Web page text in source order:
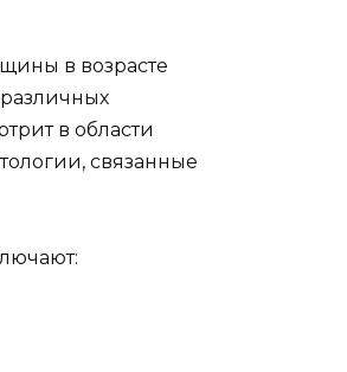
в возрасте
различных
в области
связанные